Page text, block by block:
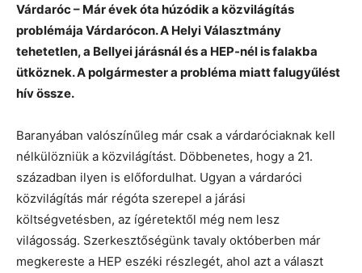
Várdaróc – Már évek óta húzódik a közvilágítás
problémája Várdarócon. A Helyi Választmány
tehetetlen, a Bellyei járásnál és a HEP-nél is falakba
ütköznek. A polgármester a probléma miatt falugyűlést
hív össze.
Baranyában valószínűleg már csak a várdaróciaknak kell
nélkülözniük a közvilágítást. Döbbenetes, hogy a 21.
században ilyen is előfordulhat. Ugyan a várdaróci
közvilágítás már régóta szerepel a járási
költségvetésben, az ígéretektől még nem lesz
világosság. Szerkesztőségünk tavaly októberben már
megkereste a HEP eszéki részlegét, ahol azt a választ